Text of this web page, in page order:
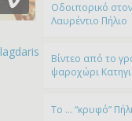
lagdaris
Οδοιπορικό
Λαυρέντιο Πήλιο
Βίντεο από το
ψαροχώρι
To … “κρυφό”